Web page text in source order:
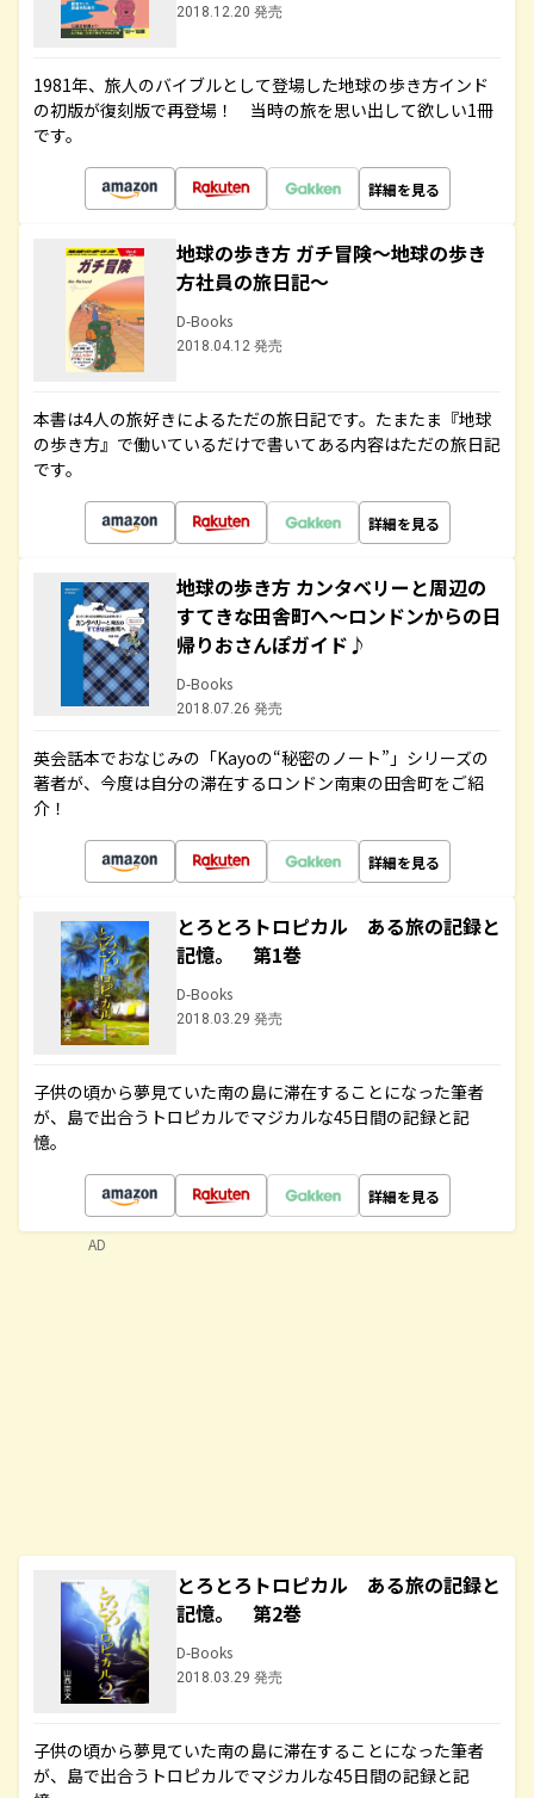
2018.12.20 発売
1981年、旅人のバイブルとして登場した地球の歩き方インド
の初版が復刻版で再登場！ 当時の旅を思い出して欲しい1冊
です。
詳細を見る
地球の歩き方 ガチ冒険～地球の歩き
方社員の旅日記～
D-Books
2018.04.12 発売
本書は4人の旅好きによるただの旅日記です。たまたま『地球
の歩き方』で働いているだけで書いてある内容はただの旅日記
です。
詳細を見る
地球の歩き方 カンタベリーと周辺の
すてきな田舎町へ～ロンドンからの日
帰りおさんぽガイド♪
D-Books
2018.07.26 発売
英会話本でおなじみの「Kayoの“秘密のノート”」シリーズの
著者が、今度は自分の滞在するロンドン南東の田舎町をご紹
介！
詳細を見る
とろとろトロピカル ある旅の記録と
記憶。 第1巻
D-Books
2018.03.29 発売
子供の頃から夢見ていた南の島に滞在することになった筆者
が、島で出合うトロピカルでマジカルな45日間の記録と記
憶。
詳細を見る
とろとろトロピカル ある旅の記録と
記憶。 第2巻
D-Books
2018.03.29 発売
子供の頃から夢見ていた南の島に滞在することになった筆者
が、島で出合うトロピカルでマジカルな45日間の記録と記
AD